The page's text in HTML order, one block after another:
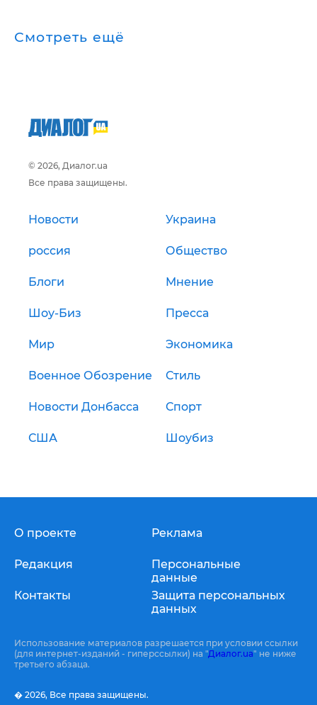
Смотреть ещё
© 2026, Диалог.ua
Все права защищены.
Новости Украина
россия Общество
Блоги Мнение
Шоу-Биз Пресса
Мир Экономика
Военное Обозрение Стиль
Новости Донбасса Спорт
США Шоубиз
О проекте
Редакция
Контакты
Реклама
Персональные
данные
Защита персональных
данных
Использование материалов разрешается при условии ссылки
(для интернет-изданий - гиперссылки) на "Диалог.ua" не ниже
третьего абзаца.
� 2026, Все права защищены.